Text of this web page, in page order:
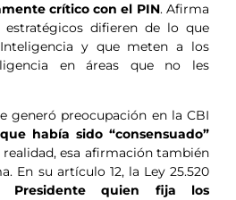
crítico con el PIN. Afirma
difieren de lo que
y que meten a los
en áreas que no les
generó preocupación en la CBI
había sido “consensuado”
realidad, esa afirmación también
En su artículo 12, la Ley 25.520
quien fija los